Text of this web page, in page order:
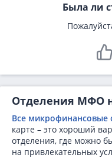
Была ли
Отделения МФО
Все микрофинансовые
карте – это хороший
отделения, где можно
на привлекательных